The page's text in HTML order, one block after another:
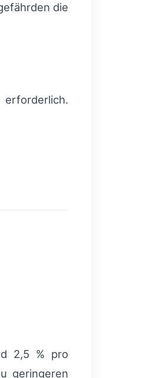
die
2,5 % pro
geringeren